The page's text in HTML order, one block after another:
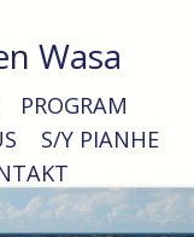
Wasa
PROGRAM
S/Y PIANHE